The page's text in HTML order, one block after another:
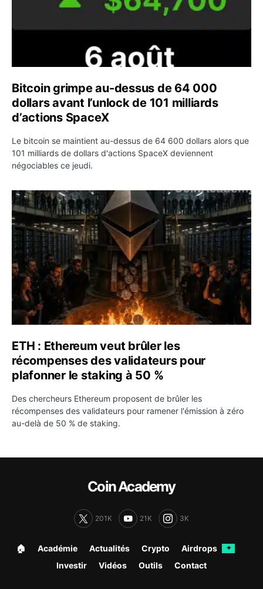
Bitcoin grimpe au-dessus de 64 000
dollars avant l’unlock de 101 milliards
d’actions SpaceX
Le bitcoin se maintient au-dessus de 64 600 dollars alors que
101 milliards de dollars d'actions SpaceX deviennent
négociables ce jeudi.
ETH : Ethereum veut brûler les récompenses des
ETH : Ethereum veut brûler les
récompenses des validateurs pour
plafonner le staking à 50 %
Des chercheurs Ethereum proposent de brûler les
récompenses des validateurs pour ramener l'émission à zéro
au-delà de 50 % de staking.
Coin Academy
201K 21K 3K
🏠︎ Académie Actualités Crypto Airdrops ✦
Investir Vidéos Outils Contact